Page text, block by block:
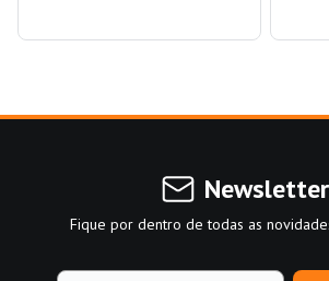
Newsletter
Fique por dentro de todas as